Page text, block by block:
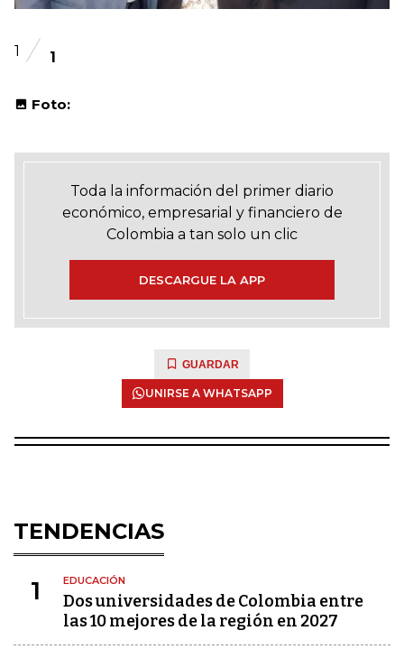
1 1
Foto:
Toda la información del primer diario
económico, empresarial y financiero de
Colombia a tan solo un clic
DESCARGUE LA APP
GUARDAR
UNIRSE A WHATSAPP
TENDENCIAS
1 EDUCACIÓN
Dos universidades de Colombia entre
las 10 mejores de la región en 2027